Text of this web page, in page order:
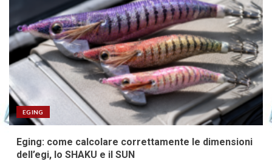
EGING
Eging: come calcolare correttamente le dimensioni
dell’egi, lo SHAKU e il SUN